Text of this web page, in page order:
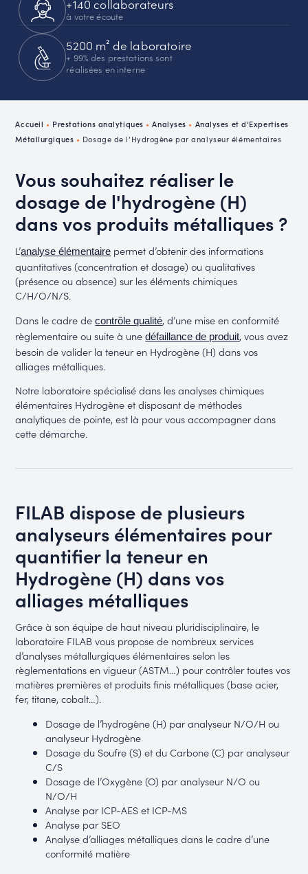
+140 collaborateurs
à votre écoute
5200 m² de laboratoire
+ 99% des prestations sont
réalisées en interne
Accueil • Prestations analytiques •Analyses • Analyses et d’Expertises
Métallurgiques • Dosage de l’Hydrogène par analyseur élémentaires
Vous souhaitez réaliser le
dosage de l'hydrogène (H)
dans vos produits métalliques ?
L’analyse élémentaire permet d’obtenir des informations
quantitatives (concentration et dosage) ou qualitatives
(présence ou absence) sur les éléments chimiques
C/H/O/N/S.
Dans le cadre decontrôle qualité, d’une mise en conformité
règlementaire ou suite à unedéfaillance de produit, vous avez
besoin de valider la teneur en Hydrogène (H) dans vos
alliages métalliques.
Notre laboratoire spécialisé dans les analyses chimiques
élémentaires Hydrogène et disposant de méthodes
analytiques de pointe, est là pour vous accompagner dans
cette démarche.
FILAB dispose de plusieurs
analyseurs élémentaires pour
quantifier la teneur en
Hydrogène (H) dans vos
alliages métalliques
Grâce à son équipe de haut niveau pluridisciplinaire, le
laboratoire FILAB vous propose de nombreux services
d’analyses métallurgiques élémentaires selon les
règlementations en vigueur (ASTM…) pour contrôler toutes vos
matières premières et produits finis métalliques (base acier,
fer, titane, cobalt…).
Dosage de l’hydrogène (H) par analyseur N/O/H ou
analyseur Hydrogène
Dosage du Soufre (S) et du Carbone (C) par analyseur
C/S
Dosage de l’Oxygène (O) par analyseur N/O ou
N/O/H
Analyse par ICP-AES et ICP-MS
Analyse par SEO
Analyse d’alliages métalliques dans le cadre d’une
conformité matière